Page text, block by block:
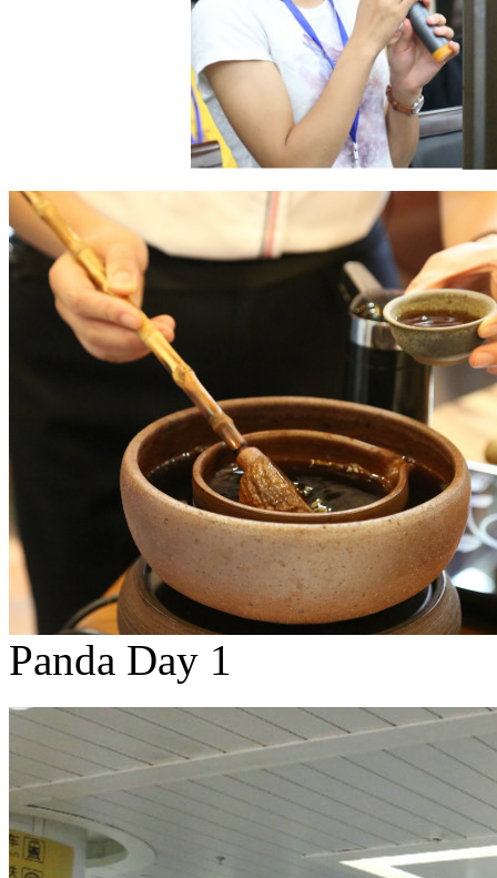
Panda Day 1